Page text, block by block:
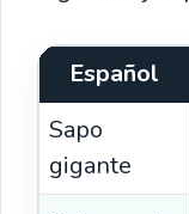
Español
Sapo
gigante